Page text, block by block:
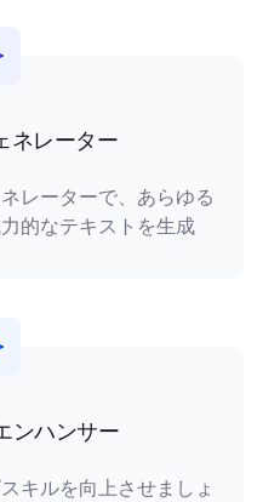
ネレーター
レーターで、あらゆる
的なテキストを生成
ンハンサー
キルを向上させましょ